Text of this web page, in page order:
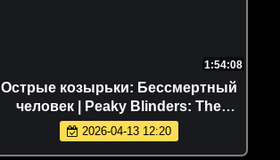
1:54:08
Острые козырьки: Бессмертный
человек | Peaky Blinders: The
Immortal Man (2026)
2026-04-13 12:20